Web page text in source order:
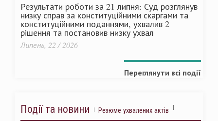
Результати роботи за 21 липня: Суд розглянув
низку справ за конституційними скаргами та
конституційними поданнями, ухвалив 2
рішення та постановив низку ухвал
Липень, 22 / 2026
Переглянути всі події
Події та новини Резюме ухвалених актів